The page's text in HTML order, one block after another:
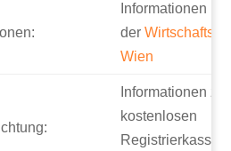
Informationen bei
der
Wien
Informationen zur
kostenlosen